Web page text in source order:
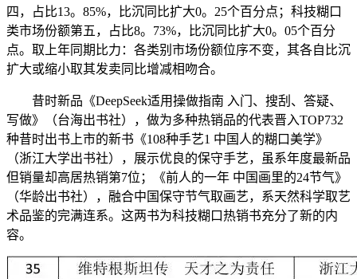
四，占比13。85%，比沉同比扩大0。25个百分点；科技糊口
类市场份额第五，占比8。73%，比沉同比扩大0。05个百分
点。取上年同期比力：各类别市场份额位序不变，其各自比沉
扩大或缩小取其发卖同比增减相吻合。
昔时新品《DeepSeek适用操做指南 入门、搜刮、答疑、
写做》（台海出书社），做为多种热销品的代表晋入TOP732
种昔时出书上市的新书《108种手艺1 中国人的糊口美学》
（浙江大学出书社），展示优良的保守手艺，虽系年度最新品
但销量却高居热销第7位；《前人的一年 中国画里的24节气》
（华龄出书社），融合中国保守节气取画艺，系天然科学取艺
术品鉴的完满连系。这两书为科技糊口热销书充分了新的内
容。